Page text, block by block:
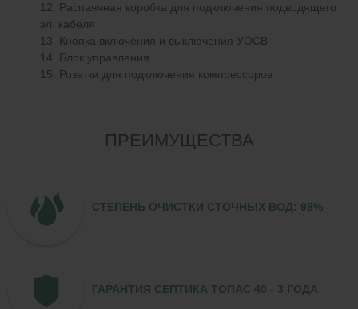
Распаячная коробка для подключения подводящего
эл. кабеля
Кнопка включения и выключения УОСВ
Блок управления
Розетки для подключения компрессоров
ПРЕИМУЩЕСТВА
СТЕПЕНЬ ОЧИСТКИ СТОЧНЫХ ВОД: 98%
ГАРАНТИЯ СЕПТИКА ТОПАС 40 - 3 ГОДА